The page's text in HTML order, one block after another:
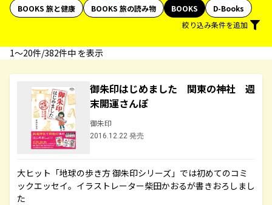
BOOKS 旅と健康
BOOKS 旅の読み物 BOOKS
D-Books
絞り込み条件を追加
1〜20件/382件中 を表示
御朱印はじめました 関東の神社 週
末開運さんぽ
御朱印
2016.12.22 発売
大ヒット「地球の歩き方 御朱印シリーズ」では初めてのコミ
ックエッセイ。イラストレーター柴田かおるが書きおろしまし
た